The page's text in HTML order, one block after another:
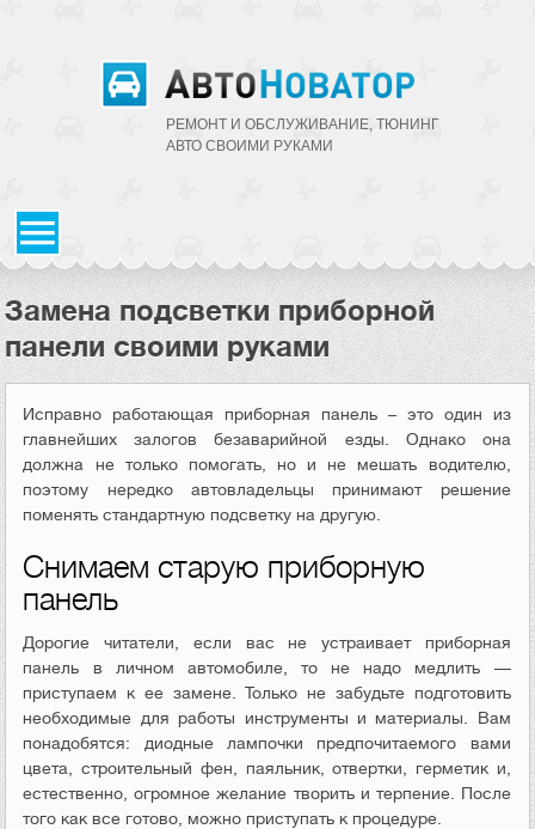
РЕМОНТ И ОБСЛУЖИВАНИЕ, ТЮНИНГ
АВТО CВОИМИ РУКАМИ
Замена подсветки приборной
панели своими руками
Исправно работающая приборная панель – это один из
главнейших залогов безаварийной езды. Однако она
должна не только помогать, но и не мешать водителю,
поэтому нередко автовладельцы принимают решение
поменять стандартную подсветку на другую.
Снимаем старую приборную
панель
Дорогие читатели, если вас не устраивает приборная
панель в личном автомобиле, то не надо медлить —
приступаем к ее замене. Только не забудьте подготовить
необходимые для работы инструменты и материалы. Вам
понадобятся: диодные лампочки предпочитаемого вами
цвета, строительный фен, паяльник, отвертки, герметик и,
естественно, огромное желание творить и терпение. После
того как все готово, можно приступать к процедуре.